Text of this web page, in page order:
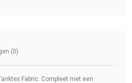
(0)
Fabric. Compleet met een